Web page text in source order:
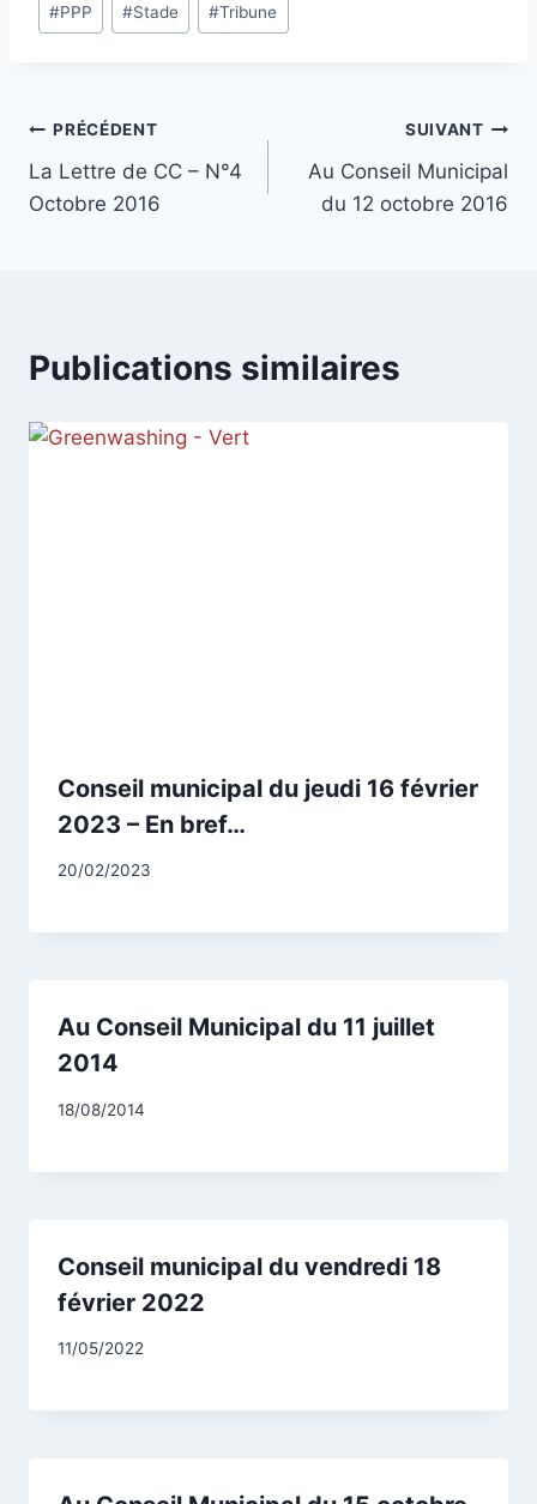
la#PPP #Stade #Tribune
Navigation
de
PRÉCÉDENT
La Lettre de CC – N°4
Octobre 2016
SUIVANT
Au Conseil Municipal
du 12 octobre 2016
Publications similaires
Conseil municipal du jeudi 16 février
2023 – En bref…
Par
20/02/2023
Au Conseil Municipal du 11 juillet
2014
Par
18/08/2014
Conseil municipal du vendredi 18
février 2022
Par
11/05/2022